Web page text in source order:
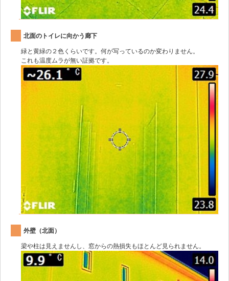
北面のトイレに向かう廊下
緑と黄緑の２色くらいです。何が写っているのか変わりません。
これも温度ムラが無い証拠です。
外壁（北面）
梁や柱は見えませんし、窓からの熱損失もほとんど見られません。